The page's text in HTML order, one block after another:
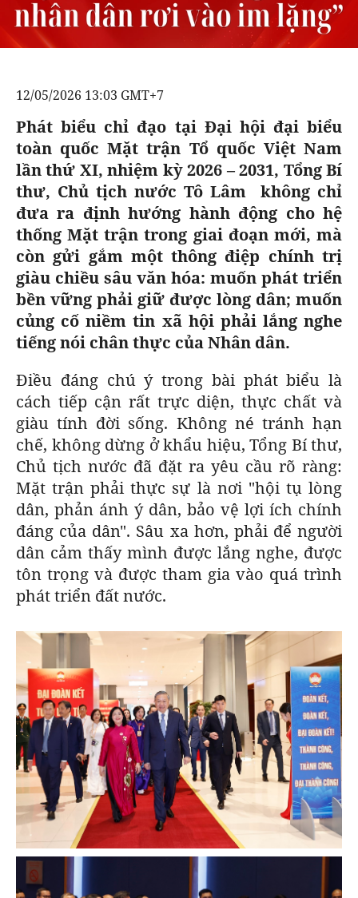
GOLF
CÁC CÚP CHÂU ÂU
KẾT QUẢ
BÓNG ĐÁ
GIẢI TRÍ
ĐỌC - XEM
CÔNG NGHIỆP VĂN HÓA
VĂN HÓA SỐNG KHỎE
X-QUANG TIN ĐỒN
VIẾT LẠI ƯỚC MƠ
ÂM NHẠC
KBIZ
TIN TỨC
ĐIỂM ĐẾN
ẢNH
ẨM THỰC
TƯ VẤN
THẾ GIỚI SAO
HIGHTECH
TIÊU ĐIỂM - SPOTLIGHT
BẠN CẦN BIẾT
INFOGRAPHIC
E-MAGAZINE
ẢNH
BÁO GIẤY
TRA CỨU PHƯỜNG XÃ
CỐNG HIẾN
BÙI XUÂN PHÁI
TIỆN ÍCH
LIÊN HỆ QUẢNG CÁO
Hotline: 0981.119.189
MẠNG XÃ HỘI
12/05/2026 13:03 GMT+7
Phát biểu chỉ đạo tại Đại hội đại biểu
toàn quốc Mặt trận Tổ quốc Việt Nam
lần thứ XI, nhiệm kỳ 2026 – 2031, Tổng Bí
thư, Chủ tịch nước Tô Lâm không chỉ
đưa ra định hướng hành động cho hệ
thống Mặt trận trong giai đoạn mới, mà
còn gửi gắm một thông điệp chính trị
giàu chiều sâu văn hóa: muốn phát triển
bền vững phải giữ được lòng dân; muốn
củng cố niềm tin xã hội phải lắng nghe
tiếng nói chân thực của Nhân dân.
Điều đáng chú ý trong bài phát biểu là
cách tiếp cận rất trực diện, thực chất và
giàu tính đời sống. Không né tránh hạn
chế, không dừng ở khẩu hiệu, Tổng Bí thư,
Chủ tịch nước đã đặt ra yêu cầu rõ ràng:
Mặt trận phải thực sự là nơi "hội tụ lòng
dân, phản ánh ý dân, bảo vệ lợi ích chính
đáng của dân". Sâu xa hơn, phải để người
dân cảm thấy mình được lắng nghe, được
tôn trọng và được tham gia vào quá trình
phát triển đất nước.